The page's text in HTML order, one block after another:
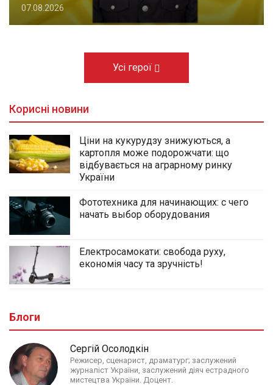
07.08.2026
Усі герої
Корисні новини
Ціни на кукурудзу знижуються, а
картопля може подорожчати: що
відбувається на аграрному ринку
України
Фототехника для начинающих: с чего
начать выбор оборудования
Електросамокати: свобода руху,
економія часу та зручність!
Блоги
Сергій Осолодкін
Режисер, сценарист, драматург; заслужений
журналіст України, заслужений діяч естрадного
мистецтва України. Доцент.